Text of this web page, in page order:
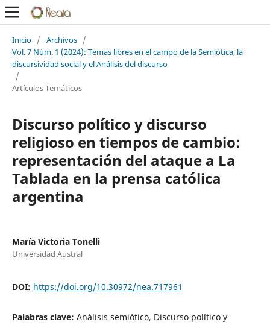
Inicio / Archivos /
Vol. 7 Núm. 1 (2024): Temas libres en el campo de la Semiótica, la
discursividad social y el Análisis del discurso
/
Artículos Temáticos
Discurso político y discurso
religioso en tiempos de cambio:
representación del ataque a La
Tablada en la prensa católica
argentina
María Victoria Tonelli
Universidad Austral
DOI: https://doi.org/10.30972/nea.717961
Palabras clave: Análisis semiótico, Discurso político y